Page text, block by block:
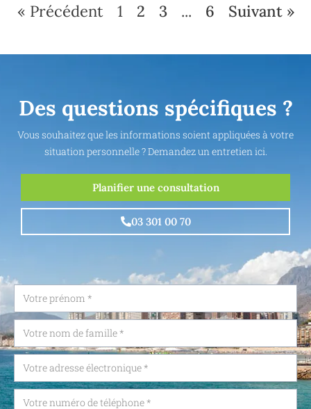
« Précédent 1 2 3 ... 6 Suivant »
Des questions spécifiques ?
Vous souhaitez que les informations soient appliquées à votre
situation personnelle ? Demandez un entretien ici.
Planifier une consultation
03 301 00 70